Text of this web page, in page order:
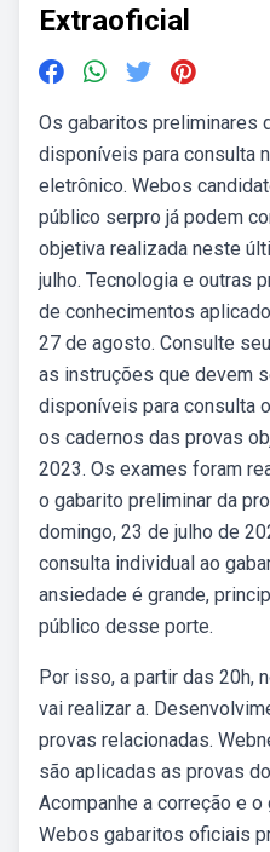
Extraoficial
Os gabaritos preliminares
disponíveis para consulta
eletrônico. Webos
público serpro já podem
objetiva realizada neste
julho. Tecnologia e outras
de conhecimentos
27 de agosto. Consulte
as instruções que devem
disponíveis para consulta
os cadernos das provas
2023. Os exames foram
o gabarito preliminar da
domingo, 23 de julho de
consulta individual ao
ansiedade é grande,
público desse porte.
Por isso, a partir das 20h,
vai realizar a.
provas relacionadas.
são aplicadas as provas
Acompanhe a correção e
Webos gabaritos oficiais